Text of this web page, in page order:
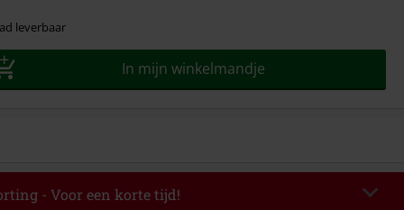
leverbaar
In mijn winkelmandje
- Voor een korte tijd!